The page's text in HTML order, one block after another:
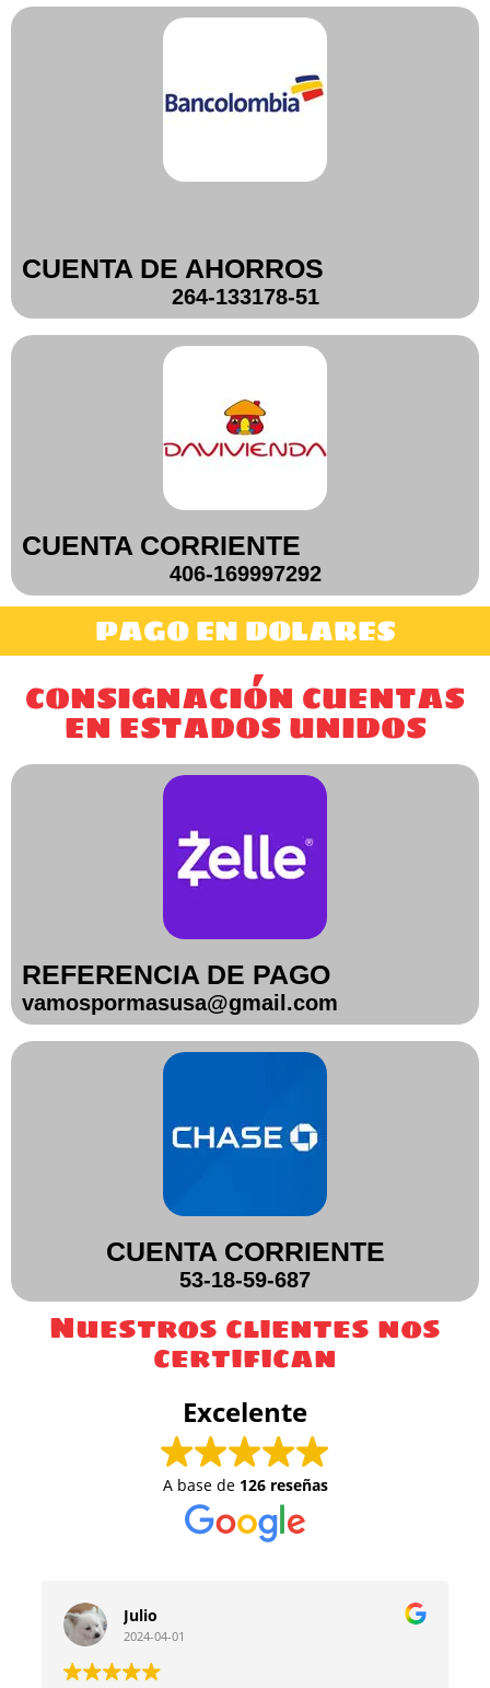
CUENTA DE AHORROS
264-133178-51
CUENTA CORRIENTE
406-169997292
PAGO EN DOLARES
CONSIGNACIÓN CUENTAS
EN ESTADOS UNIDOS
REFERENCIA DE PAGO
vamospormasusa@gmail.com
CUENTA CORRIENTE
53-18-59-687
Nuestros clientes nos
certifican
Excelente
A base de 126 reseñas
Julio
2024-04-01